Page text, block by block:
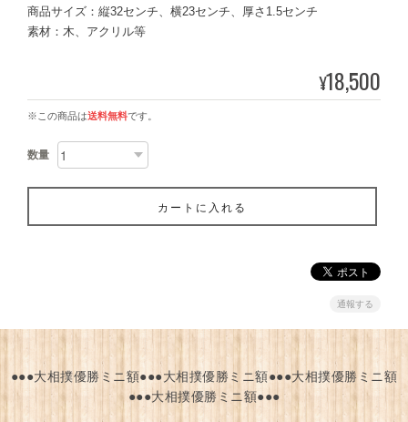
商品サイズ：縦32センチ、横23センチ、厚さ1.5センチ
素材：木、アクリル等
¥18,500
※この商品は送料無料です。
数量
カートに入れる
通報する
●●●大相撲優勝ミニ額●●●大相撲優勝ミニ額●●●大相撲優勝ミニ額
●●●大相撲優勝ミニ額●●●